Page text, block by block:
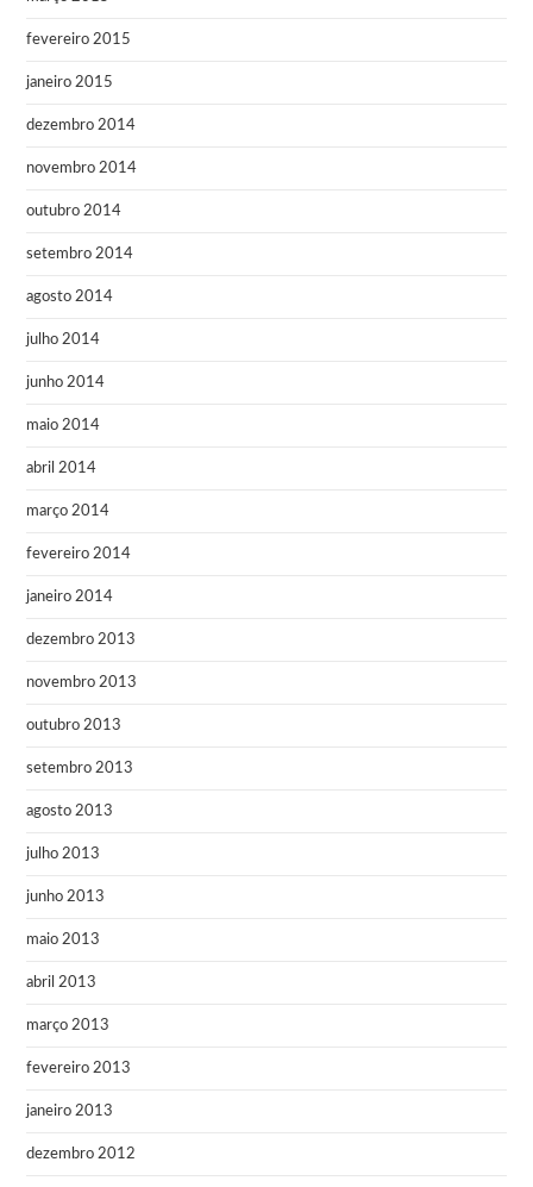
fevereiro 2015
janeiro 2015
dezembro 2014
novembro 2014
outubro 2014
setembro 2014
agosto 2014
julho 2014
junho 2014
maio 2014
abril 2014
março 2014
fevereiro 2014
janeiro 2014
dezembro 2013
novembro 2013
outubro 2013
setembro 2013
agosto 2013
julho 2013
junho 2013
maio 2013
abril 2013
março 2013
fevereiro 2013
janeiro 2013
dezembro 2012